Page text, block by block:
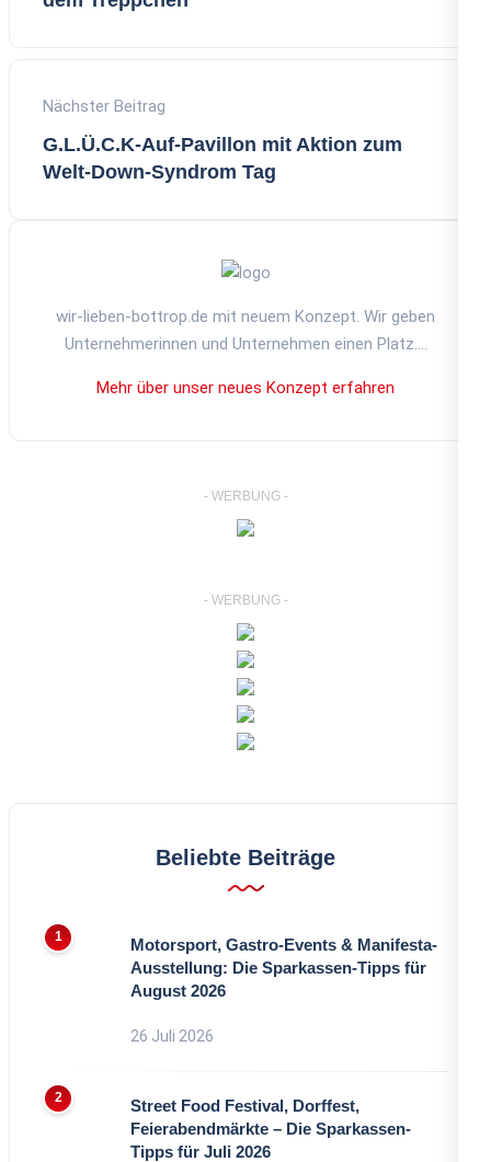
Nächster Beitrag
G.L.Ü.C.K-Auf-Pavillon mit Aktion zum
Welt-Down-Syndrom Tag
wir-lieben-bottrop.de mit neuem Konzept. Wir geben
Unternehmerinnen und Unternehmen einen Platz....
Mehr über unser neues Konzept erfahren
- WERBUNG -
- WERBUNG -
Beliebte Beiträge
Motorsport, Gastro-Events & Manifesta-
Ausstellung: Die Sparkassen-Tipps für
August 2026
26 Juli 2026
Street Food Festival, Dorffest,
Feierabendmärkte – Die Sparkassen-
Tipps für Juli 2026